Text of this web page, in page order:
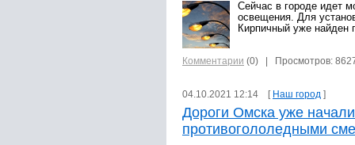
Сейчас в городе идет
освещения. Для
Кирпичный уже найден
Комментарии (0) | Просмотров:
04.10.2021 12:14 [ Наш город ]
Дороги Омска уже
противогололедными